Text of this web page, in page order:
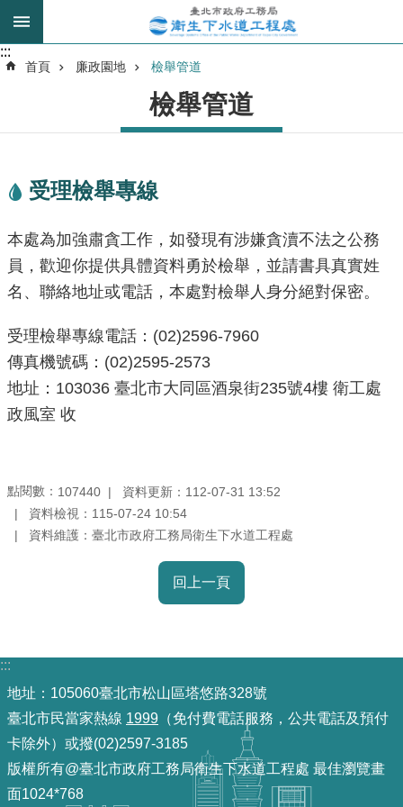
跳到主要內容區塊
進
我
身
分
是
公
告
訊
息
介
紹
府
資
訊
公
開
:::
:::
首頁 廉政園地 檢舉管道
檢舉管道
受理檢舉專線
本處為加強肅貪工作，如發現有涉嫌貪瀆不法之公務
員，歡迎你提供具體資料勇於檢舉，並請書具真實姓
名、聯絡地址或電話，本處對檢舉人身分絕對保密。
受理檢舉專線電話：(02)2596-7960
傳真機號碼：(02)2595-2573
地址： 103036 臺北市大同區酒泉街235號4樓 衛工處
政風室 收
點閱數： 107440
資料更新：112-07-31 13:52
資料檢視：115-07-24 10:54
資料維護：臺北市政府工務局衛生下水道工程處
回上一頁
:::
地址：105060臺北市松山區塔悠路328號
臺北市民當家熱線 1999 （免付費電話服務，公共電話及預付
卡除外）或撥(02)2597-3185
版權所有@臺北市政府工務局衛生下水道工程處 最佳瀏覽畫
面1024*768